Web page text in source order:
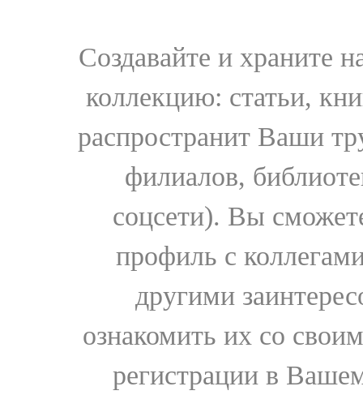
Создавайте и храните
коллекцию: статьи,
распространит Ваши
филиалов,
соцсети). Вы
профиль с
другими
ознакомить их со
регистрации в